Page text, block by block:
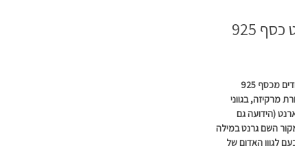
925
מושלמים! מושלמים! מושלמים! עגילי חישוק מיוחדים מכסף 925
מרקיזה, בגווני
(הידועה גם
השם גרנט במילה
לגוון האדום של